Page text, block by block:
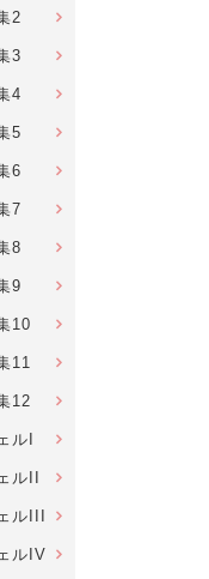
2
3
4
5
6
7
8
9
10
11
12
ルI
ルII
ルIII
ルIV